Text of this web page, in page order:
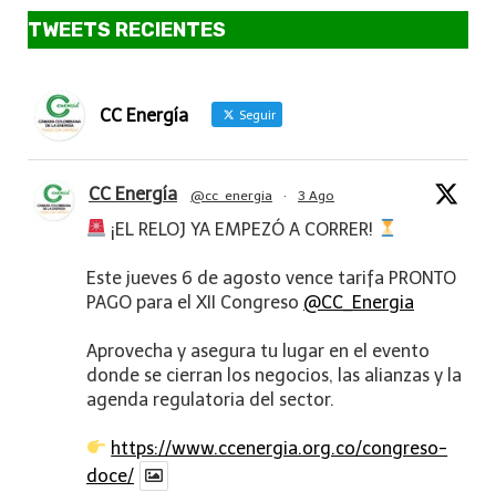
TWEETS RECIENTES
CC Energía Seguir
CC Energía @cc_energia · 3 Ago
¡EL RELOJ YA EMPEZÓ A CORRER!
Este jueves 6 de agosto vence tarifa PRONTO
PAGO para el XII Congreso @CC_Energia
Aprovecha y asegura tu lugar en el evento
donde se cierran los negocios, las alianzas y la
agenda regulatoria del sector.
https://www.ccenergia.org.co/congreso-
doce/